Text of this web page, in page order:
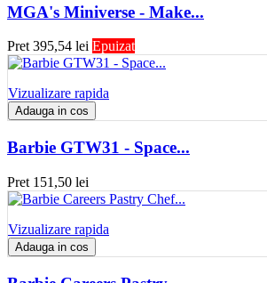
MGA's Miniverse - Make...
Pret 395,54 lei Epuizat
Vizualizare rapida
Adauga in cos
Barbie GTW31 - Space...
Pret 151,50 lei
Vizualizare rapida
Adauga in cos